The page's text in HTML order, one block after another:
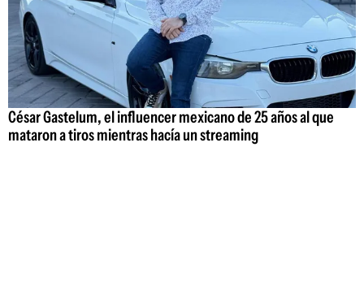
César Gastelum, el influencer mexicano de 25 años al que
mataron a tiros mientras hacía un streaming